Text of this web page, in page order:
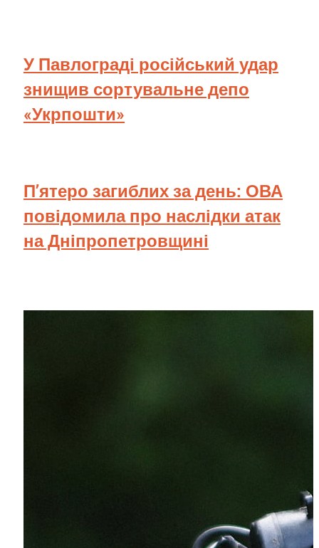
У Павлограді російський удар
знищив сортувальне депо
«Укрпошти»
П’ятеро загиблих за день: ОВА
повідомила про наслідки атак
на Дніпропетровщині